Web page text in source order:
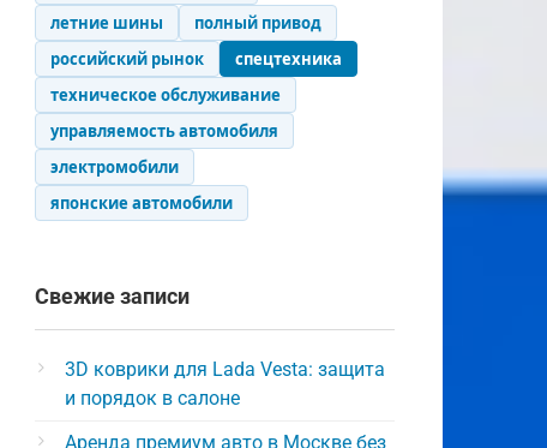
летние шины
полный привод
российский рынок
спецтехника
техническое обслуживание
управляемость автомобиля
электромобили
японские автомобили
Свежие записи
3D коврики для Lada Vesta: защита
и порядок в салоне
Аренда премиум авто в Москве без